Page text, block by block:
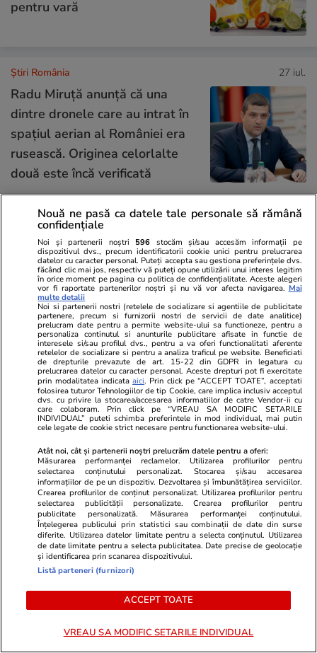
pentru vară
Știri România 27 iul.
Radu Miruță anunță că una
dintre dronele care au intrat în
spațiul aerian al României era
rusească. Originea celorlalte
două este încă verificată
Știri România 27 iul.
Europa riscă să rămână fără
gaze și să plătească scump, în
iarna 2026-2027. Și producția
și rezervele Romgaz au scăzut
Știri România 27 iul.
Cum era să fie jefuit un român
chiar pe malul Lacului Como din
Italia: „Vine și îți zice să faceți o
poză”
Știri România 27 iul.
Atenție la SMS-urile cu taxe de
parcare false: noua fraudă
Nouă ne pasă ca datele tale personale să rămână
confidențiale
Noi și partenerii noștri 596 stocăm și/sau accesăm informații pe
dispozitivul dvs., precum identificatorii cookie unici pentru prelucrarea
datelor cu caracter personal. Puteți accepta sau gestiona preferințele dvs.
făcând clic mai jos, respectiv vă puteți opune utilizării unui interes legitim
în orice moment pe pagina cu politica de confidențialitate. Aceste alegeri
vor fi raportate partenerilor noștri și nu vă vor afecta navigarea. Mai
multe detalii
Noi si partenerii nostri (retelele de socializare si agentiile de publicitate
partenere, precum si furnizorii nostri de servicii de date analitice)
prelucram date pentru a permite website-ului sa functioneze, pentru a
personaliza continutul si anunturile publicitare afisate in functie de
interesele si/sau profilul dvs., pentru a va oferi functionalitati aferente
retelelor de socializare si pentru a analiza traficul pe website. Beneficiati
de drepturile prevazute de art. 15-22 din GDPR in legatura cu
prelucrarea datelor cu caracter personal. Aceste drepturi pot fi exercitate
prin modalitatea indicataaici. Prin click pe “ACCEPT TOATE”, acceptati
folosirea tuturor Tehnologiilor de tip Cookie, care implica inclusiv acceptul
dvs. cu privire la stocarea/accesarea informatiilor de catre Vendor-ii cu
care colaboram. Prin click pe “VREAU SA MODIFIC SETARILE
INDIVIDUAL” puteti schimba preferintele in mod individual, mai putin
cele legate de cookie strict necesare pentru functionarea website-ului.
Atât noi, cât și partenerii noștri prelucrăm datele pentru a oferi:
Măsurarea performanței reclamelor. Utilizarea profilurilor pentru
selectarea conținutului personalizat. Stocarea și/sau accesarea
informațiilor de pe un dispozitiv. Dezvoltarea și îmbunătățirea serviciilor.
Crearea profilurilor de conținut personalizat. Utilizarea profilurilor pentru
selectarea publicității personalizate. Crearea profilurilor pentru
publicitate personalizată. Măsurarea performanței conținutului.
Înțelegerea publicului prin statistici sau combinații de date din surse
diferite. Utilizarea datelor limitate pentru a selecta conținutul. Utilizarea
de date limitate pentru a selecta publicitatea. Date precise de geolocație
și identificarea prin scanarea dispozitivului.
Listă parteneri (furnizori)
ACCEPT TOATE
VREAU SA MODIFIC SETARILE INDIVIDUAL